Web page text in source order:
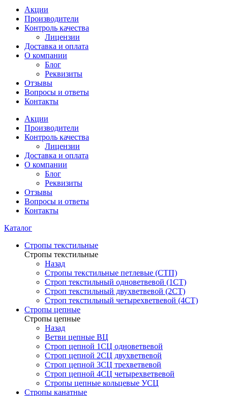
Акции
Производители
Контроль качества
Лицензии
Доставка и оплата
О компании
Блог
Реквизиты
Отзывы
Вопросы и ответы
Контакты
Акции
Производители
Контроль качества
Лицензии
Доставка и оплата
О компании
Блог
Реквизиты
Отзывы
Вопросы и ответы
Контакты
Каталог
Стропы текстильные
Стропы текстильные
Назад
Стропы текстильные петлевые (СТП)
Строп текстильный одноветвевой (1СТ)
Строп текстильный двухветвевой (2СТ)
Строп текстильный четырехветвевой (4СТ)
Стропы цепные
Стропы цепные
Назад
Ветви цепные ВЦ
Строп цепной 1СЦ одноветвевой
Строп цепной 2СЦ двухветвевой
Строп цепной 3СЦ трехветвевой
Строп цепной 4СЦ четырехветвевой
Стропы цепные кольцевые УСЦ
Стропы канатные